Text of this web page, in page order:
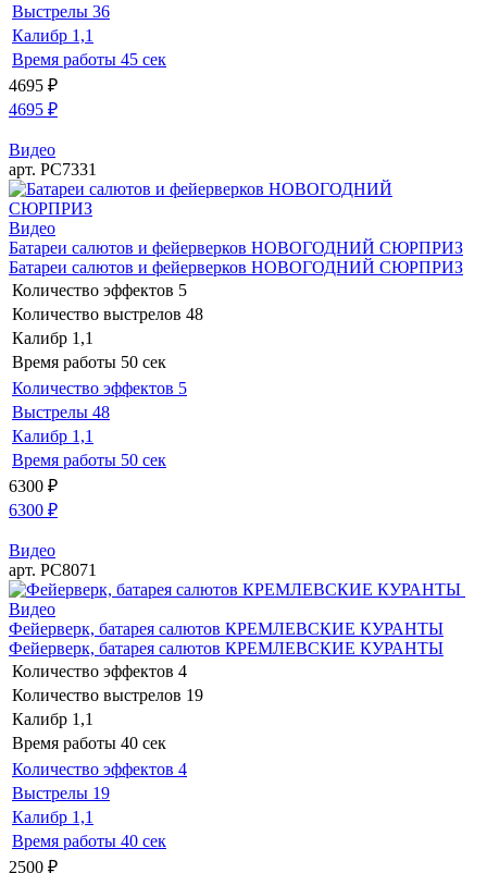
Выстрелы 36
Калибр 1,1
Время работы 45 сек
4695 ₽
4695 ₽
Видео
арт. РС7331
Видео
Батареи салютов и фейерверков НОВОГОДНИЙ СЮРПРИЗ
Батареи салютов и фейерверков НОВОГОДНИЙ СЮРПРИЗ
Количество эффектов 5
Количество выстрелов 48
Калибр 1,1
Время работы 50 сек
Количество эффектов 5
Выстрелы 48
Калибр 1,1
Время работы 50 сек
6300 ₽
6300 ₽
Видео
арт. РС8071
Видео
Фейерверк, батарея салютов КРЕМЛЕВСКИЕ КУРАНТЫ
Фейерверк, батарея салютов КРЕМЛЕВСКИЕ КУРАНТЫ
Количество эффектов 4
Количество выстрелов 19
Калибр 1,1
Время работы 40 сек
Количество эффектов 4
Выстрелы 19
Калибр 1,1
Время работы 40 сек
2500 ₽